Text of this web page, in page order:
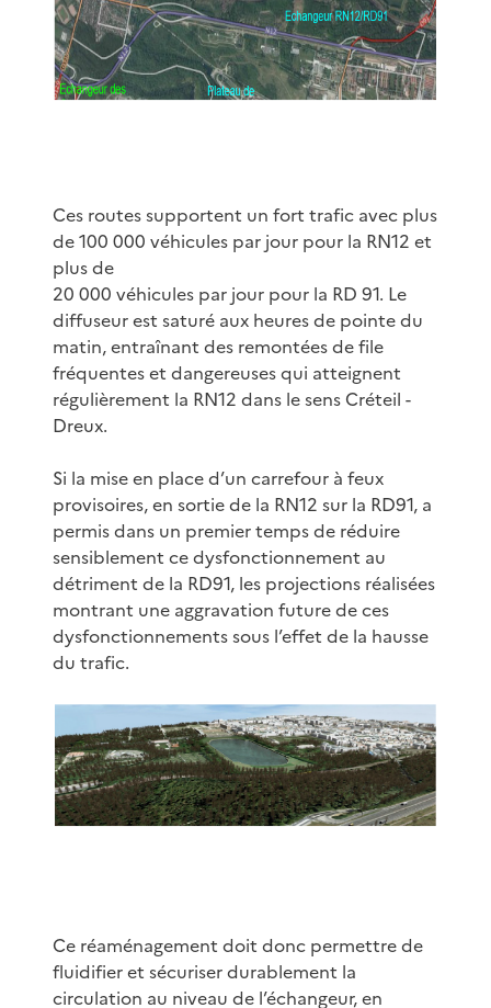
Ces routes supportent un fort trafic avec plus
de 100 000 véhicules par jour pour la RN12 et
plus de
20 000 véhicules par jour pour la RD 91. Le
diffuseur est saturé aux heures de pointe du
matin, entraînant des remontées de file
fréquentes et dangereuses qui atteignent
régulièrement la RN12 dans le sens Créteil -
Dreux.
Si la mise en place d’un carrefour à feux
provisoires, en sortie de la RN12 sur la RD91, a
permis dans un premier temps de réduire
sensiblement ce dysfonctionnement au
détriment de la RD91, les projections réalisées
montrant une aggravation future de ces
dysfonctionnements sous l’effet de la hausse
du trafic.
Ce réaménagement doit donc permettre de
fluidifier et sécuriser durablement la
circulation au niveau de l’échangeur, en